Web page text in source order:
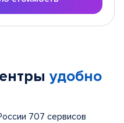
удобно
707 сервисов